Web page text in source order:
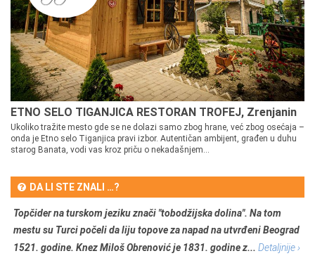
ETNO SELO TIGANJICA RESTORAN TROFEJ, Zrenjanin
Ukoliko tražite mesto gde se ne dolazi samo zbog hrane, već zbog osećaja –
onda je Etno selo Tiganjica pravi izbor. Autentičan ambijent, građen u duhu
starog Banata, vodi vas kroz priču o nekadašnjem...
DA LI STE ZNALI …?
Topčider na turskom jeziku znači "tobodžijska dolina". Na tom
mestu su Turci počeli da liju topove za napad na utvrđeni Beograd
1521. godine. Knez Miloš Obrenović je 1831. godine z... Detaljnije ›